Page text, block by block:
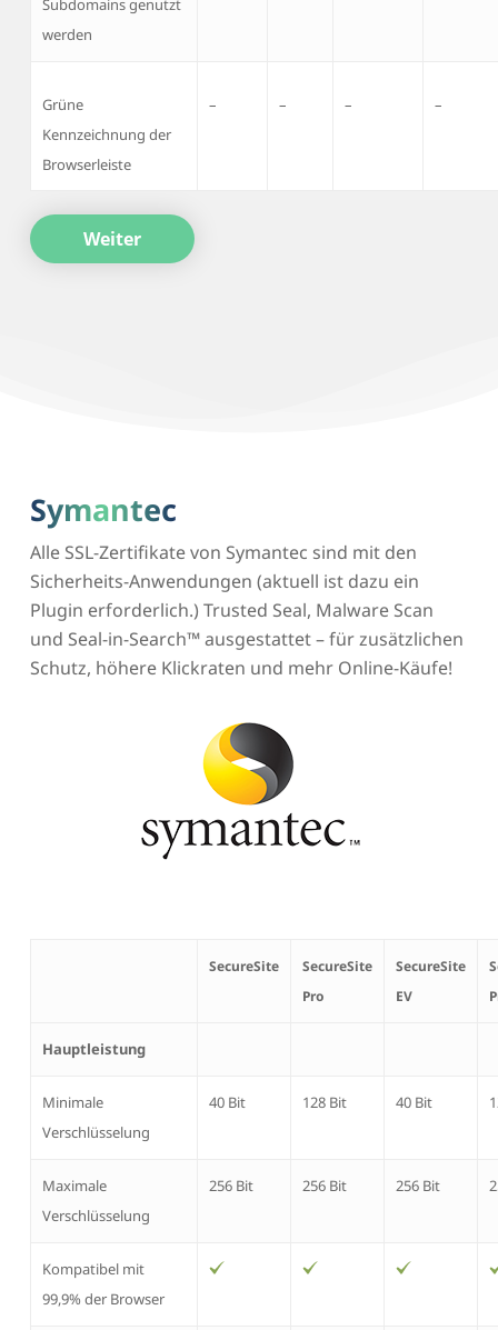
Subdomains genutzt
werden
Grüne
Kennzeichnung der
Browserleiste
– – – –
Weiter
Symantec
Alle SSL-Zertifikate von Symantec sind mit den
Sicherheits-Anwendungen (aktuell ist dazu ein
Plugin erforderlich.) Trusted Seal, Malware Scan
und Seal-in-Search™ ausgestattet – für zusätzlichen
Schutz, höhere Klickraten und mehr Online-Käufe!
SecureSite
SecureSite
Pro
SecureSite
EV
Hauptleistung
Minimale
Verschlüsselung
40 Bit 128 Bit 40 Bit
Maximale
Verschlüsselung
256 Bit 256 Bit 256 Bit
Kompatibel mit
99,9% der Browser